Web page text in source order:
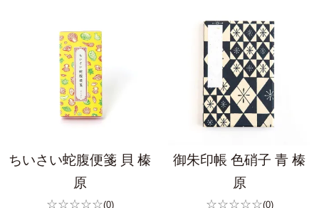
ちいさい蛇腹便箋 貝 榛
原
☆☆☆☆☆(0)
御朱印帳 色硝子 青 榛
原
☆☆☆☆☆(0)